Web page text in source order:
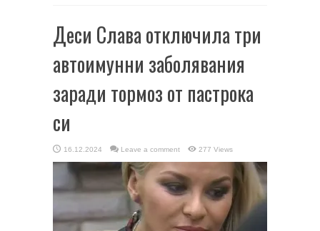
Деси Слава отключила три
автоимунни заболявания
заради тормоз от пастрока
си
16.12.2024 Leave a comment 277 Views